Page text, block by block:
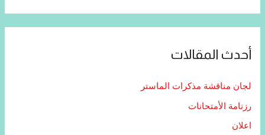
أحدث المقالات
لجان مناقشة مذكرات الماستر
رزنامة الأمتحانات
اعلان